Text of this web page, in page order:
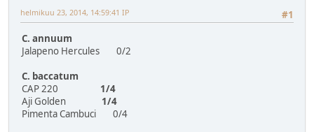
#1
helmikuu 23, 2014, 14:59:41 IP
C. annuum
Jalapeno Hercules 0/2
C. baccatum
CAP 220
1/4
Aji Golden 1/4
Pimenta Cambuci 0/4